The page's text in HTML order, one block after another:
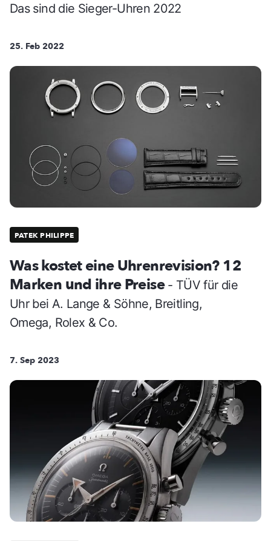
Das sind die Sieger-Uhren 2022
25. Feb 2022
PATEK PHILIPPE
Was kostet eine Uhrenrevision? 12
Marken und ihre Preise - TÜV für die
Uhr bei A. Lange & Söhne, Breitling,
Omega, Rolex & Co.
7. Sep 2023